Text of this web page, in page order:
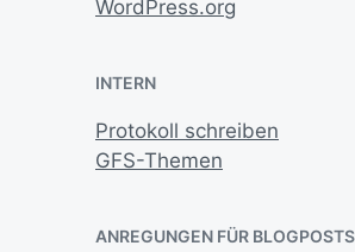
WordPress.org
INTERN
Protokoll schreiben
GFS-Themen
ANREGUNGEN FÜR BLOGPOSTS